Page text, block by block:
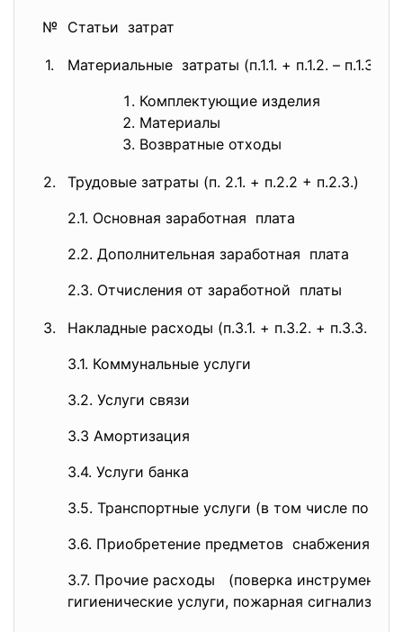
№ Статьи затрат
1.
Материальные затраты (п.1.1. + п.1.2. – п.1.3.)
Комплектующие изделия
Материалы
Возвратные отходы
2.
Трудовые затраты (п. 2.1. + п.2.2 + п.2.3.)
2.1. Основная заработная плата
2.2. Дополнительная заработная плата
2.3. Отчисления от заработной платы
3.
Накладные расходы (п.3.1. + п.3.2. + п.3.3. +
3.1. Коммунальные услуги
3.2. Услуги связи
3.3 Амортизация
3.4. Услуги банка
3.5. Транспортные услуги (в том числе по
3.6. Приобретение предметов снабжения и
3.7. Прочие расходы (поверка
гигиенические услуги, пожарная